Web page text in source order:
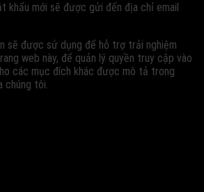
khẩu mới sẽ được gửi đến địa chỉ email
sẽ được sử dụng để hỗ trợ trải nghiệm
web này, để quản lý quyền truy cập vào
các mục đích khác được mô tả trong
chúng tôi.